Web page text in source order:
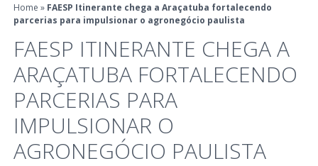
Home » FAESP Itinerante chega a Araçatuba fortalecendo
parcerias para impulsionar o agronegócio paulista
FAESP ITINERANTE CHEGA A
ARAÇATUBA FORTALECENDO
PARCERIAS PARA
IMPULSIONAR O
AGRONEGÓCIO PAULISTA